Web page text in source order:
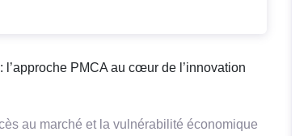
Connexion
PMCA au cœur de l’innovation
au marché et la vulnérabilité économique